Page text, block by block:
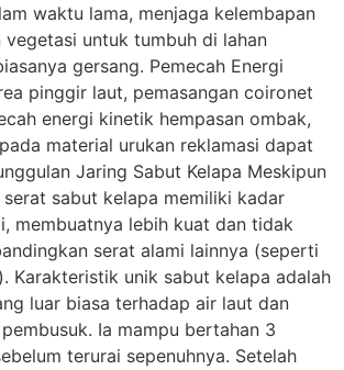
waktu lama, menjaga kelembapan
untuk tumbuh di lahan
gersang. Pemecah Energi
pinggir laut, pemasangan coironet
energi kinetik hempasan ombak,
material urukan reklamasi dapat
Jaring Sabut Kelapa Meskipun
sabut kelapa memiliki kadar
membuatnya lebih kuat dan tidak
serat alami lainnya (seperti
Karakteristik unik sabut kelapa adalah
luar biasa terhadap air laut dan
Ia mampu bertahan 3
terurai sepenuhnya. Setelah